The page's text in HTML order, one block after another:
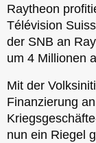
Raytheon
Télévision
der SNB an
um 4 Millionen
Mit der
Finanzierung
nun ein Riegel